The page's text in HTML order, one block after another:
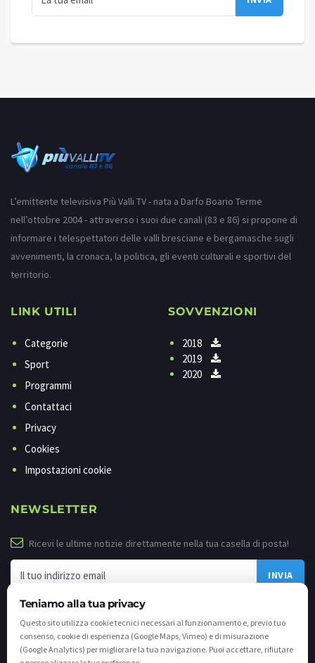
Teniamo alla tua privacy
Questo sito utilizza cookie tecnici necessari al funzionamento e, previo tuo
consenso, cookie di esperienza (Google Maps, Vimeo) e di misurazione
(Google Analytics) per migliorare la tua navigazione. Puoi accettare, rifiutare
L’emittente televisiva Più Valli TV - nata a Darfo Boario Terme
nell’ottobre 2004 - attraverso i suoi due canali (83 e 86) si propone di
informare i telespettatori delle valli bresciane e bergamasche sugli
avvenimenti, la cronaca, la politica, gli eventi culturali e sportivi del
territorio.
LINK UTILI
Categorie
Sport
Programmi
Contattaci
Privacy
Cookies
Impostazioni cookie
SOVVENZIONI
2018
2019
2020
NEWSLETTER
Ricevi le ultime notizie direttamente nella tua casella di posta!